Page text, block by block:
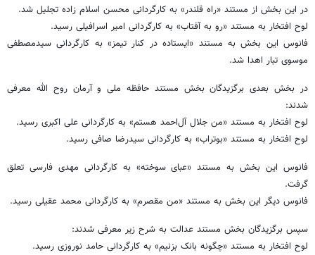
در این بخش از مستند «راه قلندر» به کارگردانی محسن اسلام زاده تجلیل شد.
لوح افتخار به مستند «رو به آفتاب» به کارگردانی امیر اسرافیلی رسید.
فانوس این بخش به مستند «ایستاده در کنار تیمز» به کارگردانی سیدمصطفی
موسوی تبار اهدا شد.
در بخش بعدی برگزیدگان بخش مستند حافظه ملی و آرمان روح الله معرفی
شدند:
لوح افتخار به مستند «من جلال آل‌احمد هستم» به کارگردانی علی اکبری رسید.
لوح افتخار به مستند «بوتراب» به کارگردانی سیدرضا صافی رسید.
فانوس این بخش به مستند «عبای سوخته» به کارگردانی مهدی فارسی تعلق
گرفت.
فانوس دیگر این بخش به مستند «من مقصرم» به کارگردانی محمد عقیلی رسید.
سپس برگزیدگان بخش مستند عدالت به شرح زیر معرفی شدند:
لوح افتخار به مستند «چگونه بانک بزنیم» به کارگردانی حامد نوروزی رسید.